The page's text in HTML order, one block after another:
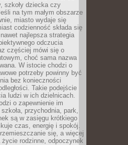
szkoły dziecka czy
na tym małym obszarze
miasto wydaje się
codzienność składa się
najlepsza strategia
odczucia
częściej mówi się o
choć sama nazwa
W istocie chodzi o
potrzeby powinny być
bez konieczności
Takie podejście
ludzi w ich dzielnicach.
o zapewnienie im
przychodnia, park,
są w zasięgu krótkiego
czas, energię i spokój.
się, a więcej
rodzinne, odpoczynek